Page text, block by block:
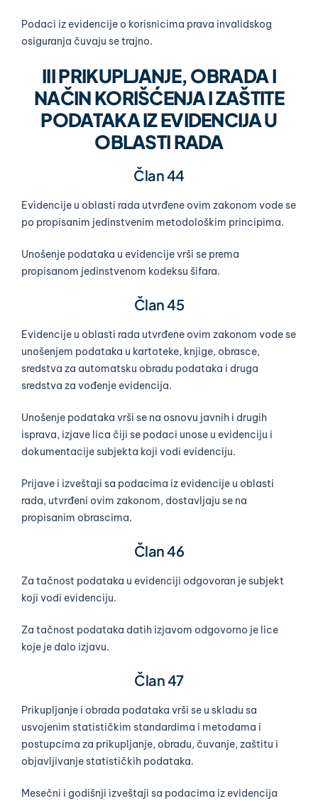
Podaci iz evidencije o korisnicima prava invalidskog
osiguranja čuvaju se trajno.
III PRIKUPLJANJE, OBRADA I
NAČIN KORIŠĆENJA I ZAŠTITE
PODATAKA IZ EVIDENCIJA U
OBLASTI RADA
Član 44
Evidencije u oblasti rada utvrđene ovim zakonom vode se
po propisanim jedinstvenim metodološkim principima.
Unošenje podataka u evidencije vrši se prema
propisanom jedinstvenom kodeksu šifara.
Član 45
Evidencije u oblasti rada utvrđene ovim zakonom vode se
unošenjem podataka u kartoteke, knjige, obrasce,
sredstva za automatsku obradu podataka i druga
sredstva za vođenje evidencija.
Unošenje podataka vrši se na osnovu javnih i drugih
isprava, izjave lica čiji se podaci unose u evidenciju i
dokumentacije subjekta koji vodi evidenciju.
Prijave i izveštaji sa podacima iz evidencije u oblasti
rada, utvrđeni ovim zakonom, dostavljaju se na
propisanim obrascima.
Član 46
Za tačnost podataka u evidenciji odgovoran je subjekt
koji vodi evidenciju.
Za tačnost podataka datih izjavom odgovorno je lice
koje je dalo izjavu.
Član 47
Prikupljanje i obrada podataka vrši se u skladu sa
usvojenim statističkim standardima i metodama i
postupcima za prikupljanje, obradu, čuvanje, zaštitu i
objavljivanje statističkih podataka.
Mesečni i godišnji izveštaji sa podacima iz evidencija